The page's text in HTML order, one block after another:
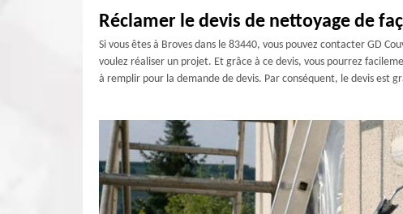
Réclamer le devis de nettoyage de
Si vous êtes à Broves dans le 83440, vous pouvez contacter GD
voulez réaliser un projet. Et grâce à ce devis, vous pourrez
à remplir pour la demande de devis. Par conséquent, le devis est